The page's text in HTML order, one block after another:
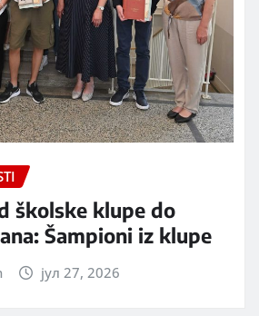
školske klupe do
Šampioni iz klupe
јул 27, 2026